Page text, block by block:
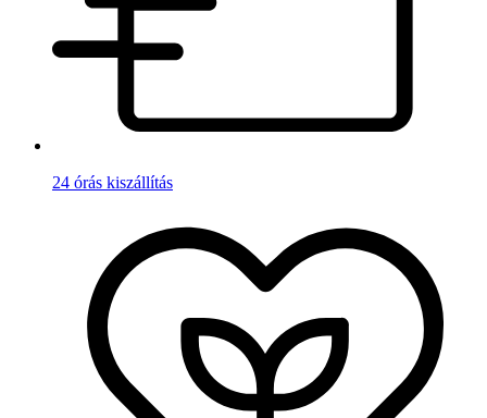
24 órás kiszállítás